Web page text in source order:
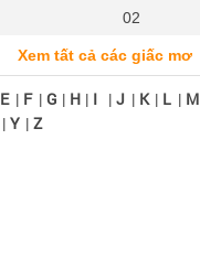
02
Xem tất cả các giấc mơ
E | F | G | H | I | J | K | L | M
| Y | Z